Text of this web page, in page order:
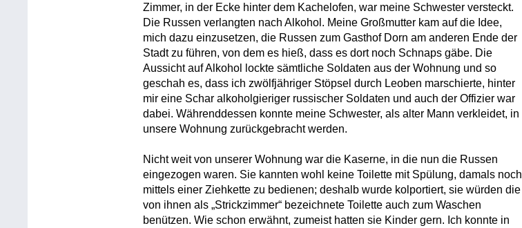
Zimmer, in der Ecke hinter dem Kachelofen, war meine Schwester versteckt.
Die Russen verlangten nach Alkohol. Meine Großmutter kam auf die Idee,
mich dazu einzusetzen, die Russen zum Gasthof Dorn am anderen Ende der
Stadt zu führen, von dem es hieß, dass es dort noch Schnaps gäbe. Die
Aussicht auf Alkohol lockte sämtliche Soldaten aus der Wohnung und so
geschah es, dass ich zwölfjähriger Stöpsel durch Leoben marschierte, hinter
mir eine Schar alkoholgieriger russischer Soldaten und auch der Offizier war
dabei. Währenddessen konnte meine Schwester, als alter Mann verkleidet, in
unsere Wohnung zurückgebracht werden.
Nicht weit von unserer Wohnung war die Kaserne, in die nun die Russen
eingezogen waren. Sie kannten wohl keine Toilette mit Spülung, damals noch
mittels einer Ziehkette zu bedienen; deshalb wurde kolportiert, sie würden die
von ihnen als „Strickzimmer“ bezeichnete Toilette auch zum Waschen
benützen. Wie schon erwähnt, zumeist hatten sie Kinder gern. Ich konnte in